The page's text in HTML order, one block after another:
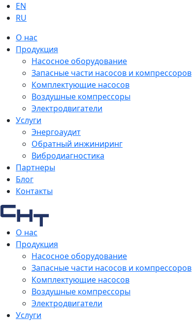
EN
RU
О нас
Продукция
Насосное оборудование
Запасные части насосов и компрессоров
Комплектующие насосов
Воздушные компрессоры
Электродвигатели
Услуги
Энергоаудит
Обратный инжиниринг
Вибродиагностика
Партнеры
Блог
Контакты
О нас
Продукция
Насосное оборудование
Запасные части насосов и компрессоров
Комплектующие насосов
Воздушные компрессоры
Электродвигатели
Услуги